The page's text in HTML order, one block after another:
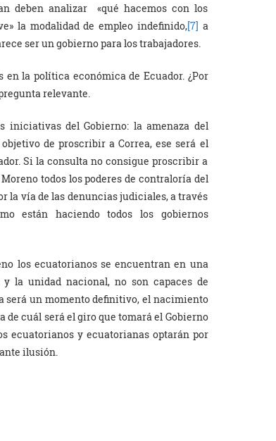
deben analizar «qué hacemos con los
la modalidad de empleo indefinido,[7] a
ser un gobierno para los trabajadores.
la política económica de Ecuador. ¿Por
relevante.
iniciativas del Gobierno: la amenaza del
de proscribir a Correa, ese será el
Si la consulta no consigue proscribir a
todos los poderes de contraloría del
la vía de las denuncias judiciales, a través
están haciendo todos los gobiernos
los ecuatorianos se encuentran en una
la unidad nacional, no son capaces de
será un momento definitivo, el nacimiento
de cuál será el giro que tomará el Gobierno
ecuatorianos y ecuatorianas optarán por
ilusión.